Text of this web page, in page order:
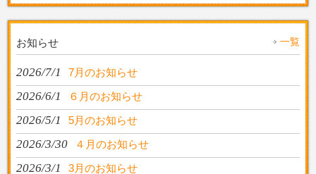
お知らせ 一覧
2026/7/1 7月のお知らせ
2026/6/1 ６月のお知らせ
2026/5/1 5月のお知らせ
2026/3/30 ４月のお知らせ
2026/3/1 3月のお知らせ